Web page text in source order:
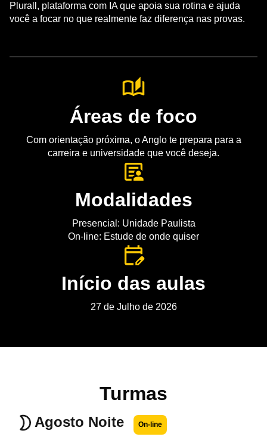
Plurall, plataforma com IA que apoia sua rotina e ajuda
você a focar no que realmente faz diferença nas provas.
Áreas de foco
Com orientação próxima, o Anglo te prepara para a
carreira e universidade que você deseja.
Modalidades
Presencial: Unidade Paulista
On-line: Estude de onde quiser
Início das aulas
27 de Julho de 2026
Turmas
Agosto Noite On-line